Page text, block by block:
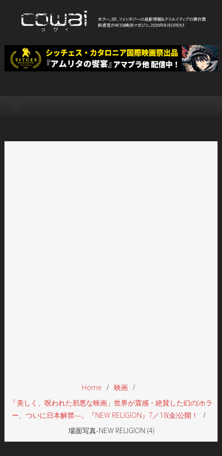
WEB映画マガジン「cowai コ
ワイ」
Home
映画
「美しく、呪われた邪悪な映画」世界が震感・絶賛した幻のJホラ
ー、ついに日本解禁―。『NEW RELIGION』7／18(金)公開！
場面写真-NEW RELIGION (4)